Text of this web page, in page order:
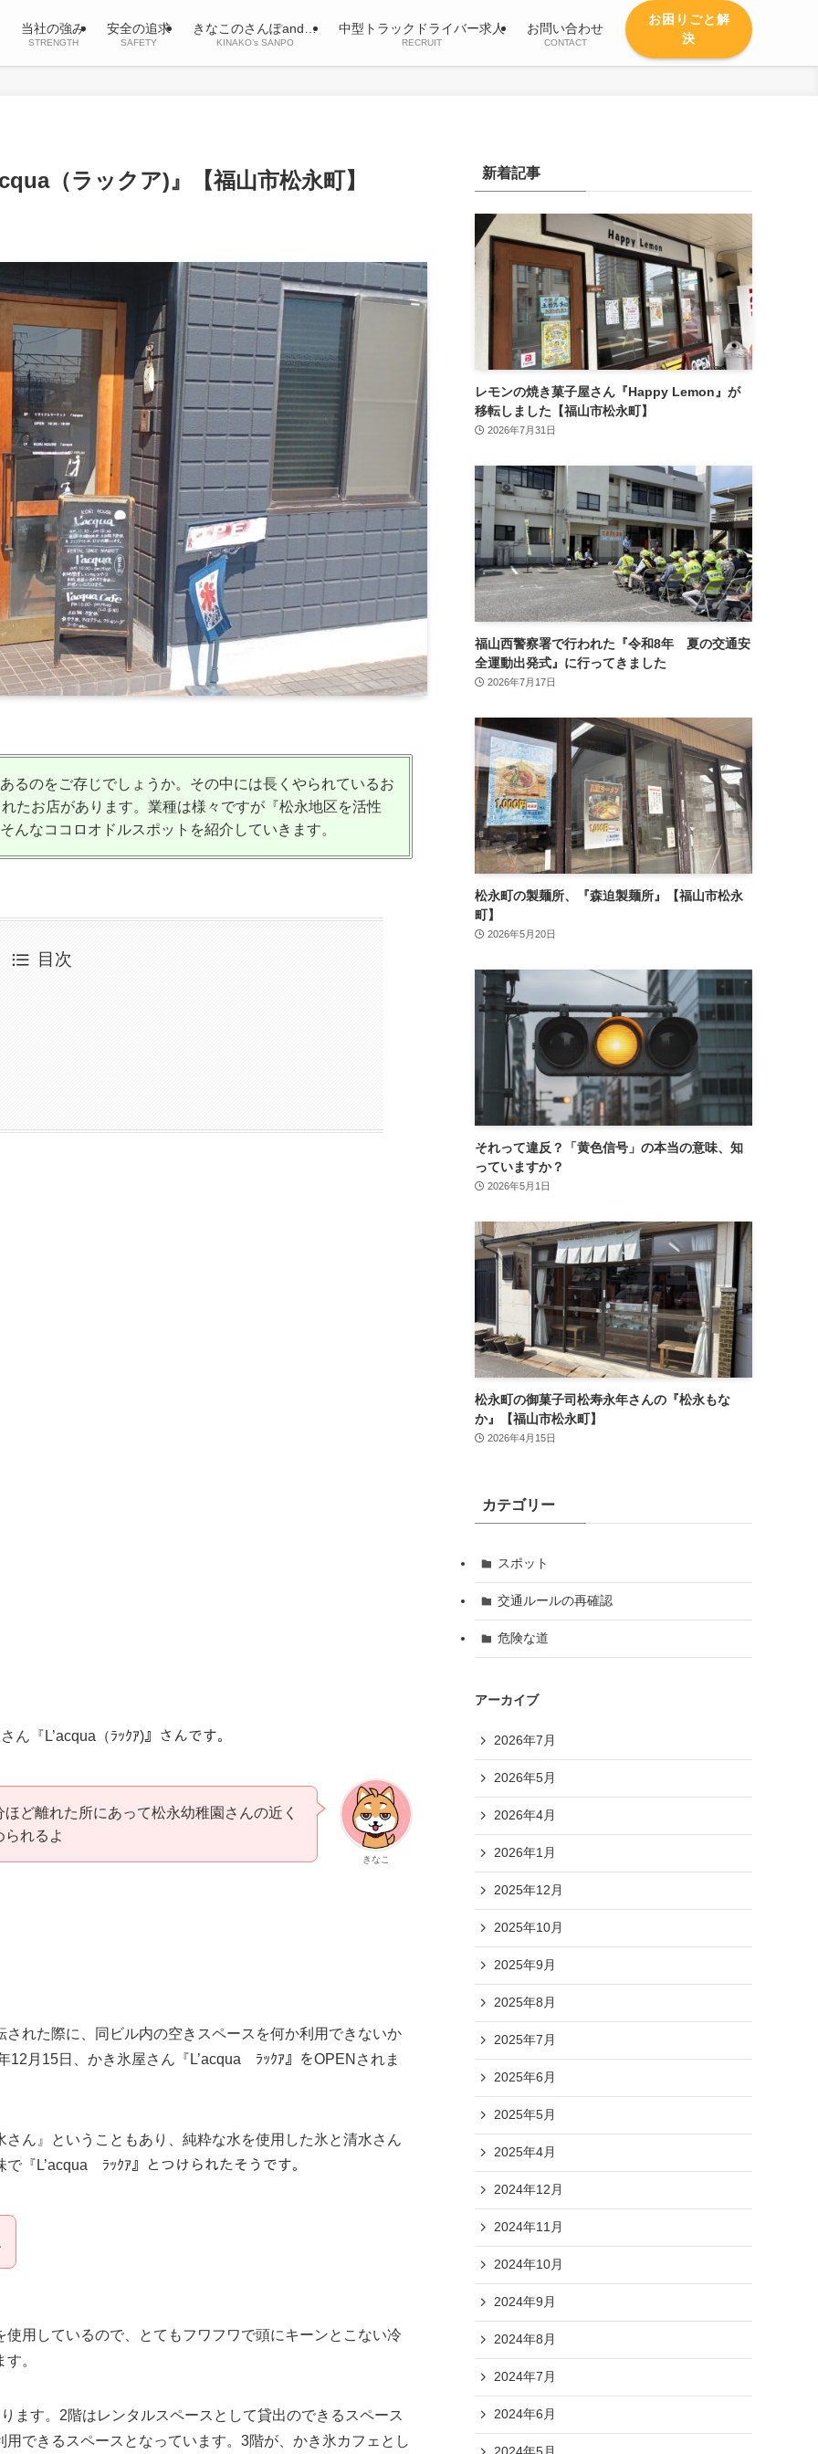
当社の強み
STRENGTH
安全の追求
SAFETY
きなこのさんぽand…
KINAKO’s SANPO
中型トラックドライバー求人
RECRUIT
お問い合わせ
CONTACT
お困りごと解
決
（ラックア)』【福山市松永町】
るのをご存じでしょうか。その中には長くやられているお
たお店があります。業種は様々ですが『松永地区を活性
んなココロオドルスポットを紹介していきます。
目次
『L’acqua（ﾗｯｸｱ)』さんです。
きなこ
ど離れた所にあって松永幼稚園さんの近く
れるよ
された際に、同ビル内の空きスペースを何か利用できないか
12月15日、かき氷屋さん『L’acqua ﾗｯｸｱ』をOPENされま
ん』ということもあり、純粋な水を使用した氷と清水さん
『L’acqua ﾗｯｸｱ』とつけられたそうです。
用しているので、とてもフワフワで頭にキーンとこない冷
。
ます。2階はレンタルスペースとして貸出のできるスペース
できるスペースとなっています。3階が、かき氷カフェとし
新着記事
レモンの焼き菓子屋さん『Happy Lemon』が
移転しました【福山市松永町】
2026年7月31日
福山西警察署で行われた『令和8年 夏の交通安
全運動出発式』に行ってきました
2026年7月17日
松永町の製麺所、『森迫製麺所』【福山市松永
町】
2026年5月20日
それって違反？「黄色信号」の本当の意味、知
っていますか？
2026年5月1日
松永町の御菓子司松寿永年さんの『松永もな
か』【福山市松永町】
2026年4月15日
カテゴリー
スポット
交通ルールの再確認
危険な道
アーカイブ
2026年7月
2026年5月
2026年4月
2026年1月
2025年12月
2025年10月
2025年9月
2025年8月
2025年7月
2025年6月
2025年5月
2025年4月
2024年12月
2024年11月
2024年10月
2024年9月
2024年8月
2024年7月
2024年6月